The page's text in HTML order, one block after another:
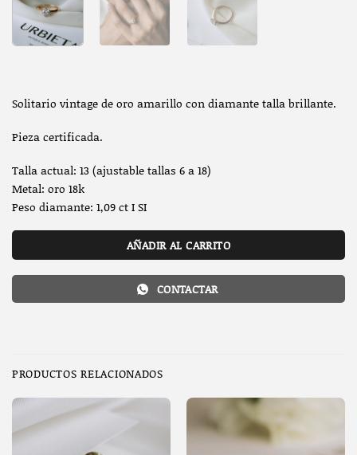
Solitario vintage de oro amarillo con diamante talla brillante.
Pieza certificada.
Talla actual: 13 (ajustable tallas 6 a 18)
Metal: oro 18k
Peso diamante: 1,09 ct I SI
AÑADIR AL CARRITO
CONTACTAR
PRODUCTOS RELACIONADOS